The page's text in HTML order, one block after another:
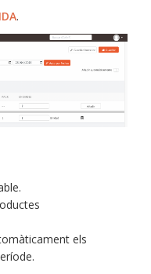
.
els